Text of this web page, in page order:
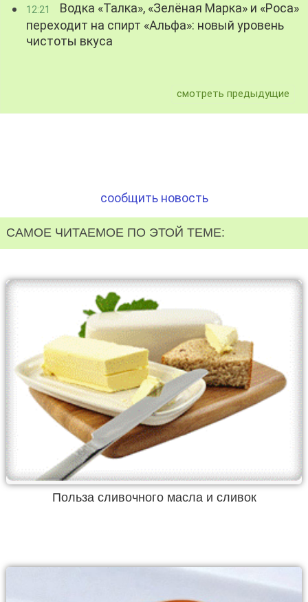
12:21
Водка «Талка», «Зелёная Марка» и «Роса»
переходит на спирт «Альфа»: новый уровень
чистоты вкуса
смотреть предыдущие
сообщить новость
САМОЕ ЧИТАЕМОЕ ПО ЭТОЙ ТЕМЕ:
Польза сливочного масла и сливок